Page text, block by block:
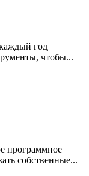
год
чтобы...
программное
собственные...